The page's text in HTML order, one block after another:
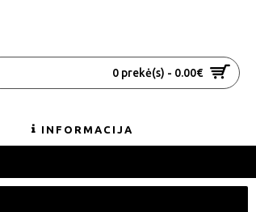
0 prekė(s) - 0.00€
INFORMACIJA